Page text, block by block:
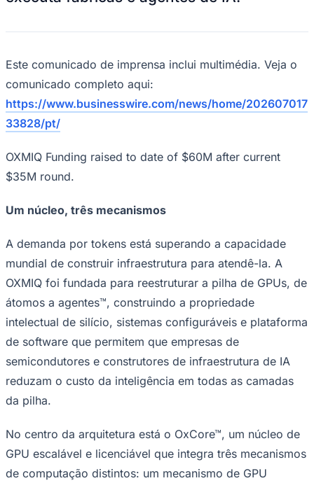
Sport
Este comunicado de imprensa inclui multimédia. Veja o
comunicado completo aqui:
https://www.businesswire.com/news/home/202607017
33828/pt/
OXMIQ Funding raised to date of $60M after current
$35M round.
Um núcleo, três mecanismos
A demanda por tokens está superando a capacidade
mundial de construir infraestrutura para atendê-la. A
OXMIQ foi fundada para reestruturar a pilha de GPUs, de
átomos a agentes™, construindo a propriedade
intelectual de silício, sistemas configuráveis ​​e plataforma
de software que permitem que empresas de
semicondutores e construtores de infraestrutura de IA
reduzam o custo da inteligência em todas as camadas
da pilha.
No centro da arquitetura está o OxCore™, um núcleo de
GPU escalável e licenciável que integra três mecanismos
de computação distintos: um mecanismo de GPU